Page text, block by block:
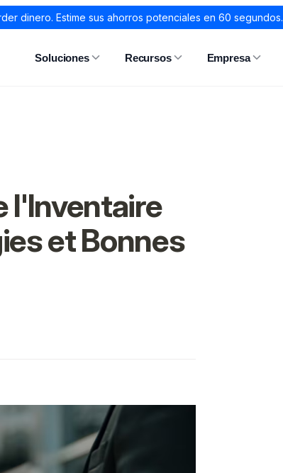
dinero. Estime sus ahorros potenciales en 60 segundos.
Soluciones Recursos Empresa
l'Inventaire
et Bonnes